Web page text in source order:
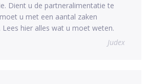
Dient u de partneralimentatie te
u met een aantal zaken
Lees hier alles wat u moet weten.
Judex